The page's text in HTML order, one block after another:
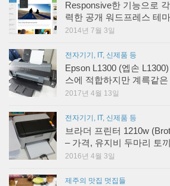
Responsive한 기능으로
력한 공개 워드프레스 테
2014년 7월 3일
전자기기, IT, 신제품 등
Epson L1300 (엡손
스에 적합하지만 계륵같은
2017년 4월 13일
전자기기, IT, 신제품 등
브라더 프린터 1210w
– 가격, 유지비 두마리 토
2016년 4월 3일
제주의 맛집 멋집들